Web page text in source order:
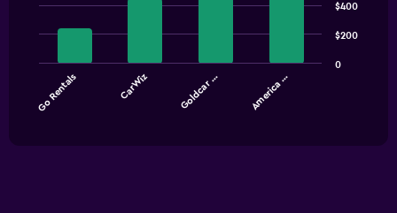
chart
chart
graphic.
Go Rentals CarWiz Goldcar … America …
0
$200
$400
End